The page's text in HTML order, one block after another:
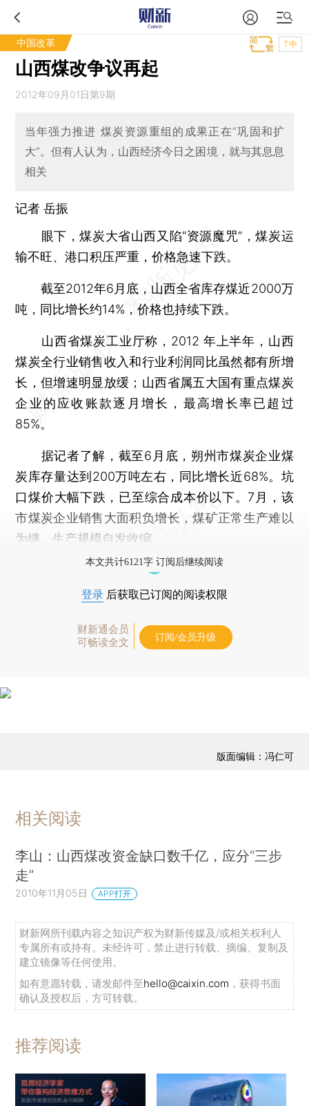
中国改革 T中
山西煤改争议再起
2012年09月01日第9期
当年强力推进 煤炭资源重组的成果正在“巩固和扩
大”。但有人认为，山西经济今日之困境，就与其息息
相关
记者 岳振
眼下，煤炭大省山西又陷“资源魔咒”，煤炭运
输不旺、港口积压严重，价格急速下跌。
截至2012年6月底，山西全省库存煤近2000万
吨，同比增长约14%，价格也持续下跌。
山西省煤炭工业厅称，2012 年上半年，山西
煤炭全行业销售收入和行业利润同比虽然都有所增
长，但增速明显放缓；山西省属五大国有重点煤炭
企业的应收账款逐月增长，最高增长率已超过
85%。
据记者了解，截至6月底，朔州市煤炭企业煤
炭库存量达到200万吨左右，同比增长近68%。坑
口煤价大幅下跌，已至综合成本价以下。7月，该
市煤炭企业销售大面积负增长，煤矿正常生产难以
为继，生产规模自发收缩。
本文共计6121字 订阅后继续阅读
登录 后获取已订阅的阅读权限
财新通会员
可畅读全文
订阅/会员升级
版面编辑：冯仁可
相关阅读
李山：山西煤改资金缺口数千亿，应分“三步
走”
2010年11月05日 APP打开
财新网所刊载内容之知识产权为财新传媒及/或相关权利人
专属所有或持有。未经许可，禁止进行转载、摘编、复制及
建立镜像等任何使用。
如有意愿转载，请发邮件至hello@caixin.com ，获得书面
确认及授权后，方可转载。
推荐阅读